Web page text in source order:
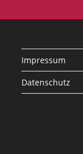
Impressum
Datenschutz